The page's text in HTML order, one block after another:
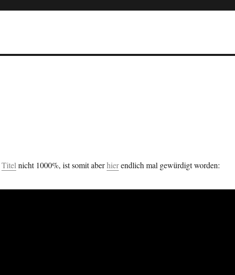
Titelnicht 1000%, ist somit aberhierendlich mal gewürdigt worden: